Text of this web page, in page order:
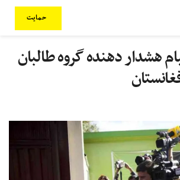
حمایت
هشدار دهنده گروه طالبان